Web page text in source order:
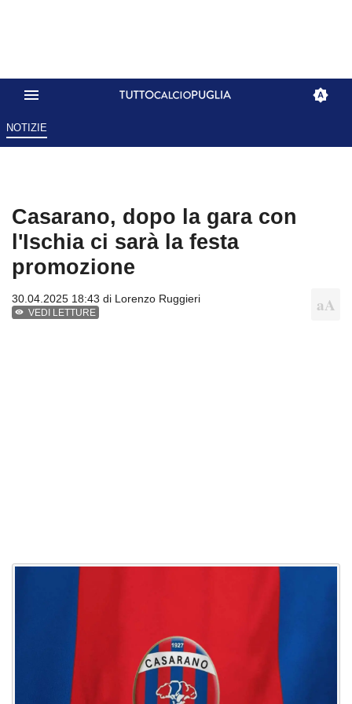
NOTIZIE
Casarano, dopo la gara con
l'Ischia ci sarà la festa
promozione
30.04.2025 18:43 di Lorenzo Ruggieri
VEDI LETTURE